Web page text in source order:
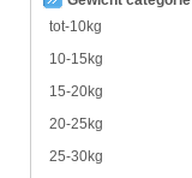
tot-10kg
10-15kg
15-20kg
20-25kg
25-30kg